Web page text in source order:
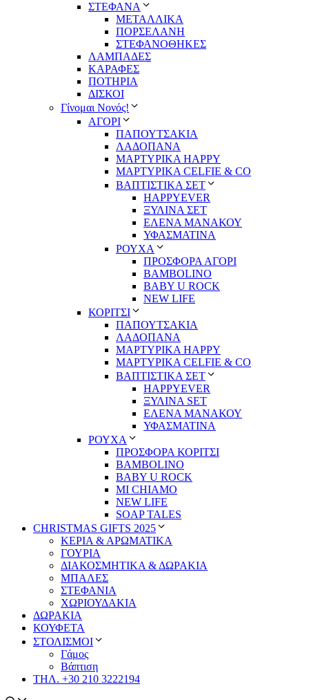
ΣΤΕΦΑΝΑ
ΜΕΤΑΛΛΙΚΑ
ΠΟΡΣΕΛΑΝΗ
ΣΤΕΦΑΝΟΘΗΚΕΣ
ΛΑΜΠΑΔΕΣ
ΚΑΡΑΦΕΣ
ΠΟΤΗΡΙΑ
ΔΙΣΚΟΙ
Γίνομαι Νονός!
ΑΓΟΡΙ
ΠΑΠΟΥΤΣΑΚΙΑ
ΛΑΔΟΠΑΝΑ
ΜΑΡΤΥΡΙΚΑ HAPPY
ΜΑΡΤΥΡΙΚΑ CELFIE & CO
ΒΑΠΤΙΣΤΙΚΑ ΣΕΤ
HAPPYEVER
ΞΥΛΙΝΑ ΣΕΤ
ΕΛΕΝΑ ΜΑΝΑΚΟΥ
ΥΦΑΣΜΑΤΙΝΑ
ΡΟΥΧΑ
ΠΡΟΣΦΟΡΑ ΑΓΟΡΙ
BAMBOLINO
BABY U ROCK
NEW LIFE
ΚΟΡΙΤΣΙ
ΠΑΠΟΥΤΣΑΚΙΑ
ΛΑΔΟΠΑΝΑ
ΜΑΡΤΥΡΙΚΑ HAPPY
ΜΑΡΤΥΡΙΚΑ CELFIE & CO
ΒΑΠΤΙΣΤΙΚΑ ΣΕΤ
HAPPYEVER
ΞΥΛΙΝΑ SET
ΕΛΕΝΑ ΜΑΝΑΚΟΥ
ΥΦΑΣΜΑΤΙΝΑ
ΡΟΥΧΑ
ΠΡΟΣΦΟΡΑ ΚΟΡΙΤΣΙ
BAMBOLINO
BABY U ROCK
MI CHIAMO
NEW LIFE
SOAP TALES
CHRISTMAS GIFTS 2025
ΚΕΡΙΑ & ΑΡΩΜΑΤΙΚΑ
ΓΟΥΡΙΑ
ΔΙΑΚΟΣΜΗΤΙΚΑ & ΔΩΡΑΚΙΑ
ΜΠΑΛΕΣ
ΣΤΕΦΑΝΙΑ
ΧΩΡΙΟΥΔΑΚΙΑ
ΔΩΡΑΚΙΑ
ΚΟΥΦΕΤΑ
ΣΤΟΛΙΣΜΟΙ
Γάμος
Βάπτιση
ΤΗΛ. +30 210 3222194